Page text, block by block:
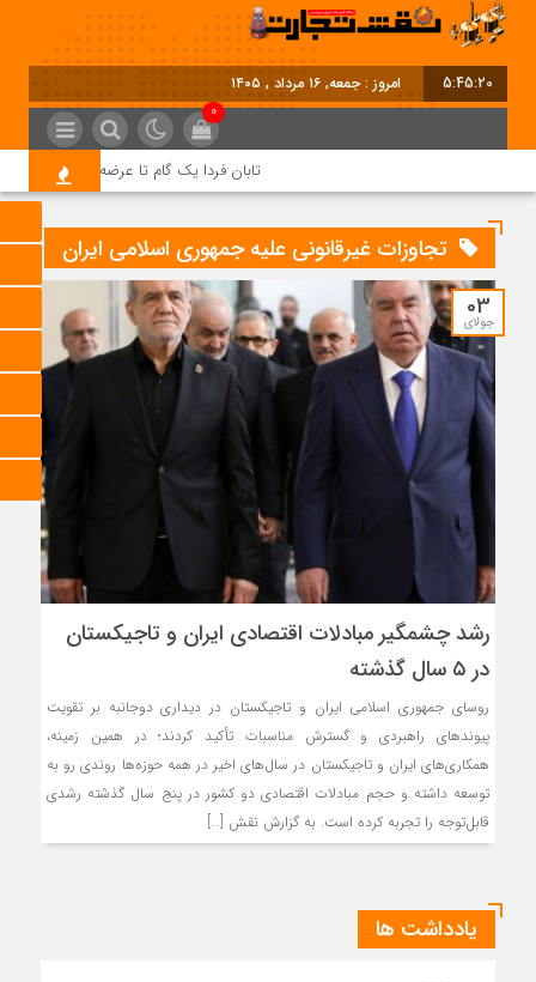
5:45:21 امروز : جمعه, ۱۶ مرداد , ۱۴۰۵
0
تابان فردا یک گام تا عرضه اولیه؛ نماد
تجاوزات غیرقانونی علیه جمهوری اسلامی ایران
03
جولای
رشد چشمگیر مبادلات اقتصادی ایران و تاجیکستان
در ۵ سال گذشته
روسای جمهوری اسلامی ایران و تاجیکستان در دیداری دوجانبه بر تقویت
پیوندهای راهبردی و گسترش مناسبات تأکید کردند؛ در همین زمینه،
همکاری‌های ایران و تاجیکستان در سال‌های اخیر در همه حوزه‌ها روندی رو به
توسعه داشته و حجم مبادلات اقتصادی دو کشور در پنج سال گذشته رشدی
قابل‌توجه را تجربه کرده است. به گزارش نقش […]
یادداشت ها